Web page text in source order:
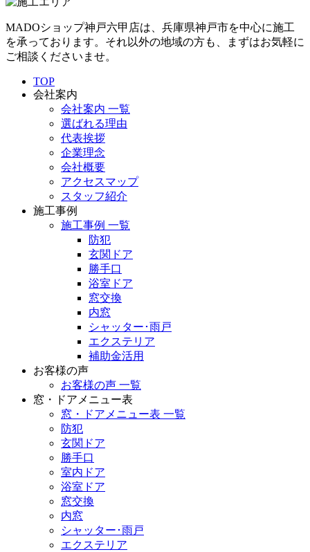
MADOショップ神戸六甲店は、兵庫県神戸市を中心に施工
を承っております。それ以外の地域の方も、まずはお気軽に
ご相談くださいませ。
TOP
会社案内
会社案内 一覧
選ばれる理由
代表挨拶
企業理念
会社概要
アクセスマップ
スタッフ紹介
施工事例
施工事例 一覧
防犯
玄関ドア
勝手口
浴室ドア
窓交換
内窓
シャッター･雨戸
エクステリア
補助金活用
お客様の声
お客様の声 一覧
窓・ドアメニュー表
窓・ドアメニュー表 一覧
防犯
玄関ドア
勝手口
室内ドア
浴室ドア
窓交換
内窓
シャッター･雨戸
エクステリア